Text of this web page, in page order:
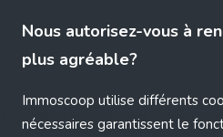
Nous autorisez-vous à
plus agréable?
Immoscoop utilise différents
nécessaires garantissent le
Application error: a client-side